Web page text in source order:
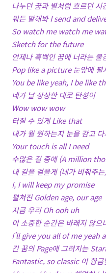
나누던 꿈과 별처럼 흐르던 시
뭐든 말해봐 I send and
So watch me watch me
Sketch for the future
언제나 흑백인 꿈에 너라는 물
Pop like a picture 눈앞에 펼
You be like yeah, I be like
네가 날 상상한 대로 탄성이
Wow wow wow
터질 수 있게 Like that
내가 뭘 원하는지 눈을 감고
Your touch is all I need
수많은 길 중에 (A million
내 길을 걸을게 (네가 비춰주
I, I will keep my promise
펼쳐진 Golden age, our age
지금 우리 Oh ooh uh
이 소중한 순간은 바래지 않으
I'll give you all of me yeah
긴 꿈의 Page에 그려지는
Fantastic, so classic 이 황